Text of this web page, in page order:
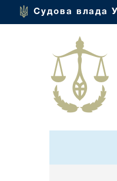
Судова влада